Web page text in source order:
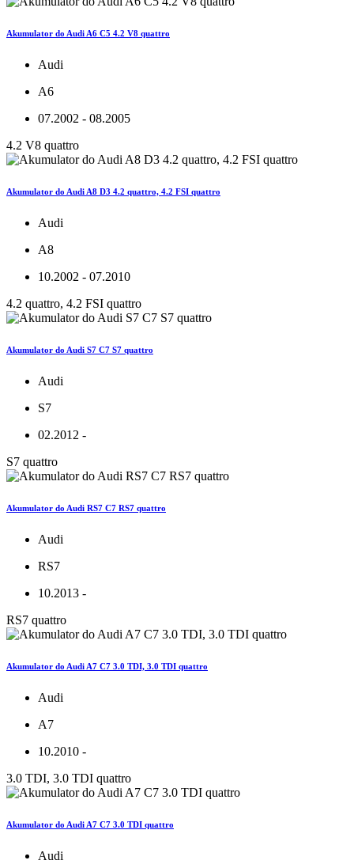
Akumulator do Audi A6 C5 4.2 V8 quattro
Audi
A6
07.2002 - 08.2005
4.2 V8 quattro
Akumulator do Audi A8 D3 4.2 quattro, 4.2 FSI quattro
Audi
A8
10.2002 - 07.2010
4.2 quattro, 4.2 FSI quattro
Akumulator do Audi S7 C7 S7 quattro
Audi
S7
02.2012 -
S7 quattro
Akumulator do Audi RS7 C7 RS7 quattro
Audi
RS7
10.2013 -
RS7 quattro
Akumulator do Audi A7 C7 3.0 TDI, 3.0 TDI quattro
Audi
A7
10.2010 -
3.0 TDI, 3.0 TDI quattro
Akumulator do Audi A7 C7 3.0 TDI quattro
Audi